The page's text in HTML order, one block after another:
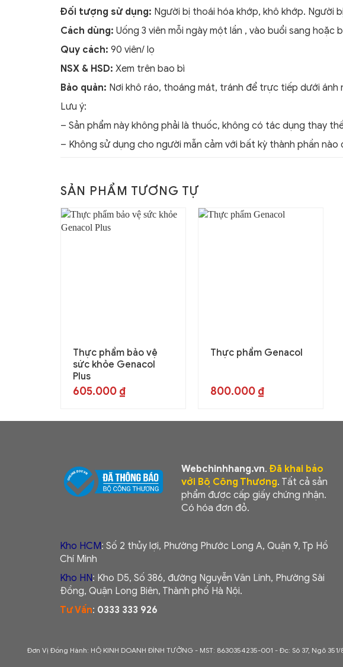
Đối tượng sử dụng: Người bị thoái hóa khớp, khô khớp. Người
Cách dùng: Uống 3 viên mỗi ngày một lần , vào buổi sang hoặc
Quy cách: 90 viên/ lọ
NSX & HSD: Xem trên bao bì
Bảo quản: Nơi khô ráo, thoáng mát, tránh để trực tiếp dưới ánh
Lưu ý:
– Sản phẩm này không phải là thuốc, không có tác dụng thay
– Không sử dụng cho người mẫn cảm với bất kỳ thành phần nào
SẢN PHẨM TƯƠNG TỰ
Thực phẩm bảo vệ
sức khỏe Genacol
Plus
605.000 ₫
Thực phẩm Genacol
800.000 ₫
Webchinhhang.vn. Đã khai báo
với Bộ Công Thương. Tất cả sản
phẩm được cấp giấy chứng nhận.
Có hóa đơn đỏ.
Kho HCM: Số 2 thủy lợi, Phường Phước Long A, Quận 9, Tp Hồ
Chí Minh
Kho HN: Kho D5, Số 386, đường Nguyễn Văn Linh, Phường Sài
Đồng, Quận Long Biên, Thành phố Hà Nội.
Tư Vấn: 0333 333 926
Đơn Vị Đồng Hành: HỘ KINH DOANH ĐÌNH TƯỞNG - MST: 8630354235-001 - Đc: Sô 37, Ngõ